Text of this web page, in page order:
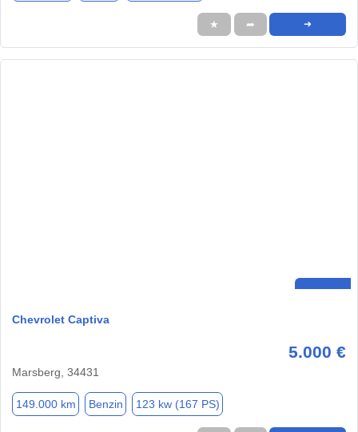
★ ➦ ➜
Chevrolet Captiva
5.000 €
Marsberg, 34431
149.000 km Benzin 123 kw (167 PS)